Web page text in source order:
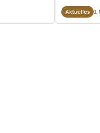
Aktuelles 1